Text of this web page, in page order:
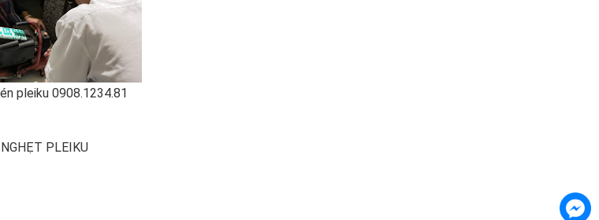
pleiku 0908.1234.81
PLEIKU